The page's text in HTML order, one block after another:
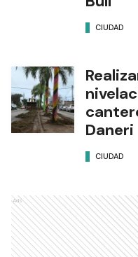
CIUDAD
Daneri
CIUDAD
Ads